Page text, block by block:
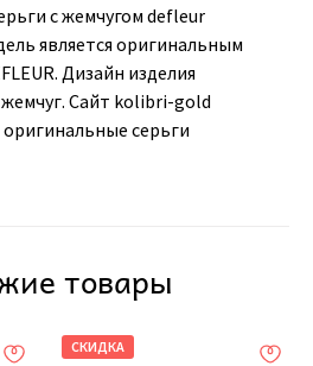
с жемчугом defleur
является оригинальным
Дизайн изделия
Сайт kolibri-gold
серьги
товары
СКИДКА